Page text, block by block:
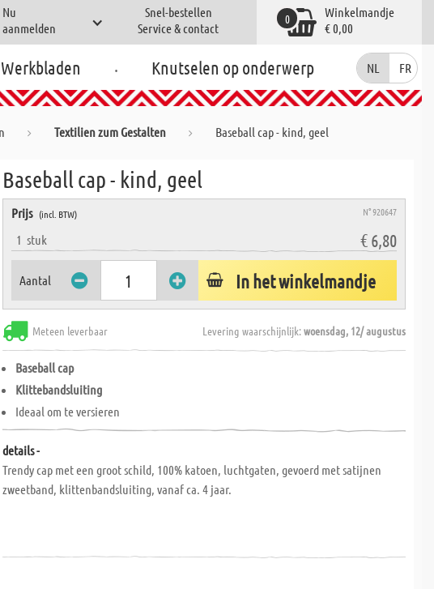
Nu
aanmelden
Snel-bestellen
Service & contact
Winkelmandje
€ 0,00
0
Werkbladen . Knutselen op onderwerp NL FR
Textilien zum Gestalten Baseball cap - kind, geel
Baseball cap - kind, geel
Prijs (incl. BTW) N° 920647
1stuk € 6,80
Aantal In het winkelmandje
Meteen leverbaar Levering waarschijnlijk:woensdag, 12/ augustus
Baseball cap
Klittebandsluiting
Ideaal om te versieren
details -
Trendy cap met een groot schild, 100% katoen, luchtgaten, gevoerd met satijnen
zweetband, klittenbandsluiting, vanaf ca. 4 jaar.